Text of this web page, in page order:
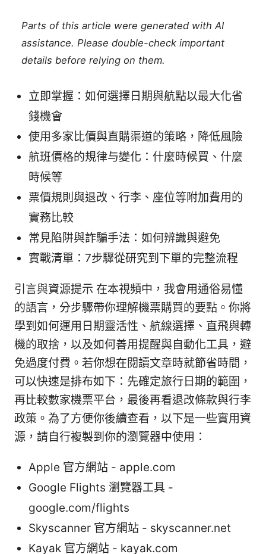
Parts of this article were generated with AI
assistance. Please double-check important
details before relying on them.
立即掌握：如何選擇日期與航點以最大化省
錢機會
使用多家比價與直購渠道的策略，降低風險
航班價格的規律与變化：什麼時候買、什麼
時候等
票價規則與退改、行李、座位等附加費用的
實務比較
常見陷阱與詐騙手法：如何辨識與避免
實戰清單：7步驟從研究到下單的完整流程
引言與資源提示 在本視頻中，我會用通俗易懂
的語言，分步驟帶你理解機票購買的要點。你將
學到如何運用日期靈活性、航線選擇、直飛與轉
機的取捨，以及如何善用提醒與自動化工具，避
免過度付費。若你想在閱讀文章時就節省時間，
可以快速是排布如下：先確定旅行日期的範圍，
再比較數家機票平台，最後再看退改條款與行李
政策。為了方便你後續查看，以下是一些實用資
源，請自行複製到你的瀏覽器中使用：
Apple 官方網站 - apple.com
Google Flights 瀏覽器工具 -
google.com/flights
Skyscanner 官方網站 - skyscanner.net
Kayak 官方網站 - kayak.com